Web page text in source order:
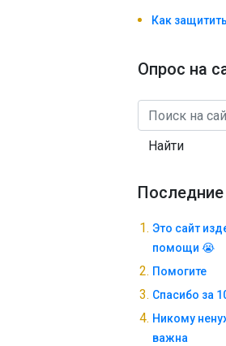
Как
Опрос на
Найти
Последние
Это сайт
помощи 😭
Помогите
Спасибо за
Никому
важна